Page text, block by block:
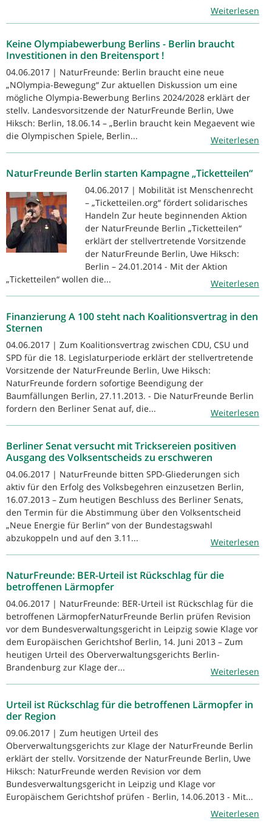
Weiterlesen
Keine Olympiabewerbung Berlins - Berlin braucht
Investitionen in den Breitensport !
04.06.2017 | NaturFreunde: Berlin braucht eine neue
„NOlympia-Bewegung“ Zur aktuellen Diskussion um eine
mögliche Olympia-Bewerbung Berlins 2024/2028 erklärt der
stellv. Landesvorsitzende der NaturFreunde Berlin, Uwe
Hiksch: Berlin, 18.06.14 – „Berlin braucht kein Megaevent wie
die Olympischen Spiele, Berlin...
Weiterlesen
NaturFreunde Berlin starten Kampagne „Ticketteilen“
04.06.2017 | Mobilität ist Menschenrecht
– „Ticketteilen.org“ fördert solidarisches
Handeln Zur heute beginnenden Aktion
der NaturFreunde Berlin „Ticketteilen“
erklärt der stellvertretende Vorsitzende
der NaturFreunde Berlin, Uwe Hiksch:
Berlin – 24.01.2014 - Mit der Aktion
„Ticketteilen“ wollen die...
Weiterlesen
Finanzierung A 100 steht nach Koalitionsvertrag in den
Sternen
04.06.2017 | Zum Koalitionsvertrag zwischen CDU, CSU und
SPD für die 18. Legislaturperiode erklärt der stellvertretende
Vorsitzende der NaturFreunde Berlin, Uwe Hiksch:
NaturFreunde fordern sofortige Beendigung der
Baumfällungen Berlin, 27.11.2013. - Die NaturFreunde Berlin
fordern den Berliner Senat auf, die...
Weiterlesen
Berliner Senat versucht mit Tricksereien positiven
Ausgang des Volksentscheids zu erschweren
04.06.2017 | NaturFreunde bitten SPD-Gliederungen sich
aktiv für den Erfolg des Volksbegehren einzusetzen Berlin,
16.07.2013 – Zum heutigen Beschluss des Berliner Senats,
den Termin für die Abstimmung über den Volksentscheid
„Neue Energie für Berlin“ von der Bundestagswahl
abzukoppeln und auf den 3.11...
Weiterlesen
NaturFreunde: BER-Urteil ist Rückschlag für die
betroffenen Lärmopfer
04.06.2017 | NaturFreunde: BER-Urteil ist Rückschlag für die
betroffenen LärmopferNaturFreunde Berlin prüfen Revision
vor dem Bundesverwaltungsgericht in Leipzig sowie Klage vor
dem Europäischen Gerichtshof Berlin, 14. Juni 2013 – Zum
heutigen Urteil des Oberverwaltungsgerichts Berlin-
Brandenburg zur Klage der...
Weiterlesen
Urteil ist Rückschlag für die betroffenen Lärmopfer in
der Region
09.06.2017 | Zum heutigen Urteil des
Oberverwaltungsgerichts zur Klage der NaturFreunde Berlin
erklärt der stellv. Vorsitzende der NaturFreunde Berlin, Uwe
Hiksch: NaturFreunde werden Revision vor dem
Bundesverwaltungsgericht in Leipzig und Klage vor
Europäischem Gerichtshof prüfen - Berlin, 14.06.2013 - Mit...
Weiterlesen